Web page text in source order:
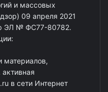
и массовых
09 апреля 2021
ЭЛ № ФС77-80782.
материалов,
в сети Интернет